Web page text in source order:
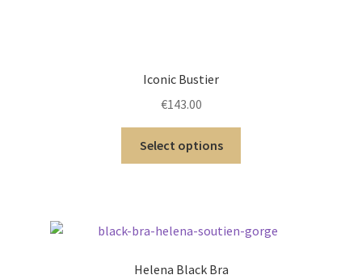
Iconic Bustier
€143.00
Select options
Helena Black Bra